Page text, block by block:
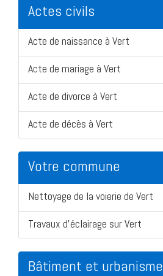
Actes civils
Acte de naissance à Vert
Acte de mariage à Vert
Acte de divorce à Vert
Acte de décès à Vert
Votre commune
Nettoyage de la voierie de Vert
Travaux d'éclairage sur Vert
Bâtiment et urbanisme